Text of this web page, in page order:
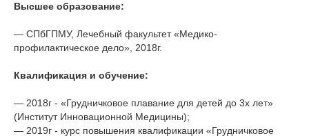
Высшее образование:
— СПбГПМУ, Лечебный факультет «Медико-
профилактическое дело», 2018г.
Квалификация и обучение:
— 2018г - «Грудничковое плавание для детей до 3х лет»
(Институт Инновационной Медицины);
— 2019г - курс повышения квалификации «Грудничковое